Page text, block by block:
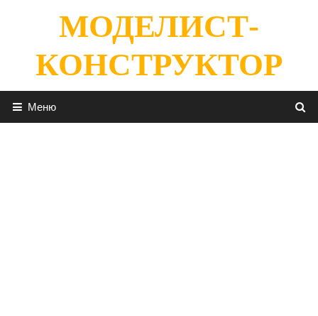
содержимомуМОДЕЛИСТ-
КОНСТРУКТОР
Меню